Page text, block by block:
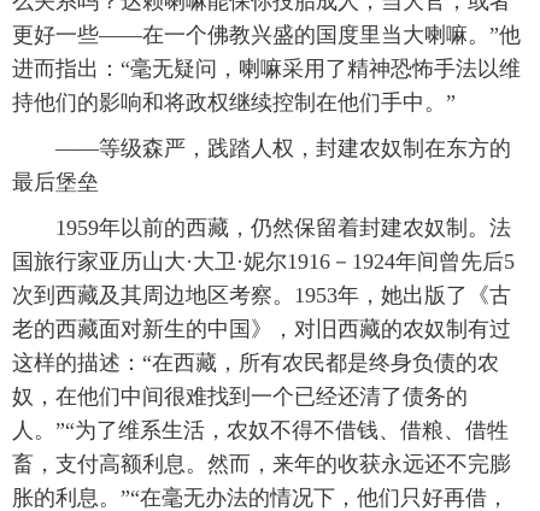
更好一些——在一个佛教兴盛的国度里当大喇嘛。”他
进而指出：“毫无疑问，喇嘛采用了精神恐怖手法以维
持他们的影响和将政权继续控制在他们手中。”
——等级森严，践踏人权，封建农奴制在东方的
最后堡垒
1959年以前的西藏，仍然保留着封建农奴制。法
国旅行家亚历山大·大卫·妮尔1916－1924年间曾先后5
次到西藏及其周边地区考察。1953年，她出版了《古
老的西藏面对新生的中国》，对旧西藏的农奴制有过
这样的描述：“在西藏，所有农民都是终身负债的农
奴，在他们中间很难找到一个已经还清了债务的
人。”“为了维系生活，农奴不得不借钱、借粮、借牲
畜，支付高额利息。然而，来年的收获永远还不完膨
胀的利息。”“在毫无办法的情况下，他们只好再借，